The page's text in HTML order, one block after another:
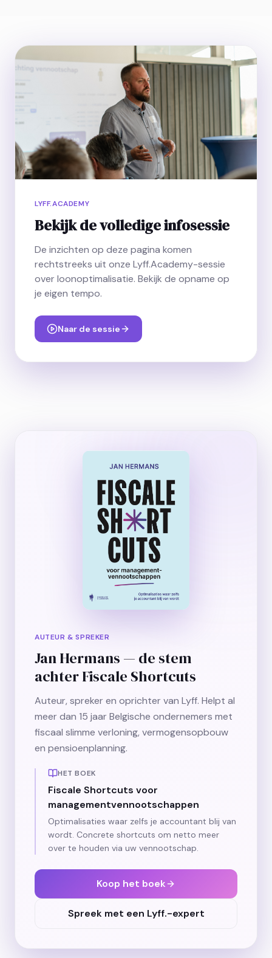
LYFF.ACADEMY
Bekijk de volledige infosessie
De inzichten op deze pagina komen
rechtstreeks uit onze Lyff.Academy-sessie
over loonoptimalisatie. Bekijk de opname op
je eigen tempo.
Naar de sessie
AUTEUR & SPREKER
Jan Hermans — de stem
achter Fiscale Shortcuts
Auteur, spreker en oprichter van Lyff. Helpt al
meer dan 15 jaar Belgische ondernemers met
fiscaal slimme verloning, vermogensopbouw
en pensioenplanning.
HET BOEK
Fiscale Shortcuts voor
managementvennootschappen
Optimalisaties waar zelfs je accountant blij van
wordt. Concrete shortcuts om netto meer
over te houden via uw vennootschap.
Koop het boek
Spreek met een Lyff.-expert